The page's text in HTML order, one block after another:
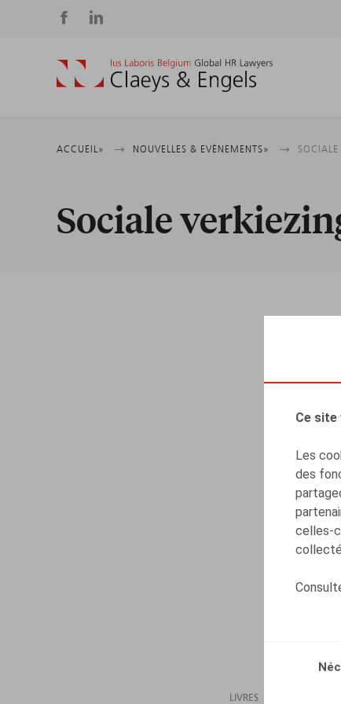
Ce site
Les
des
celles-
Social
media
Fil
d'Ariane
ACCUEIL NOUVELLES & EVÈNEMENTS
Sociale
LIVRES